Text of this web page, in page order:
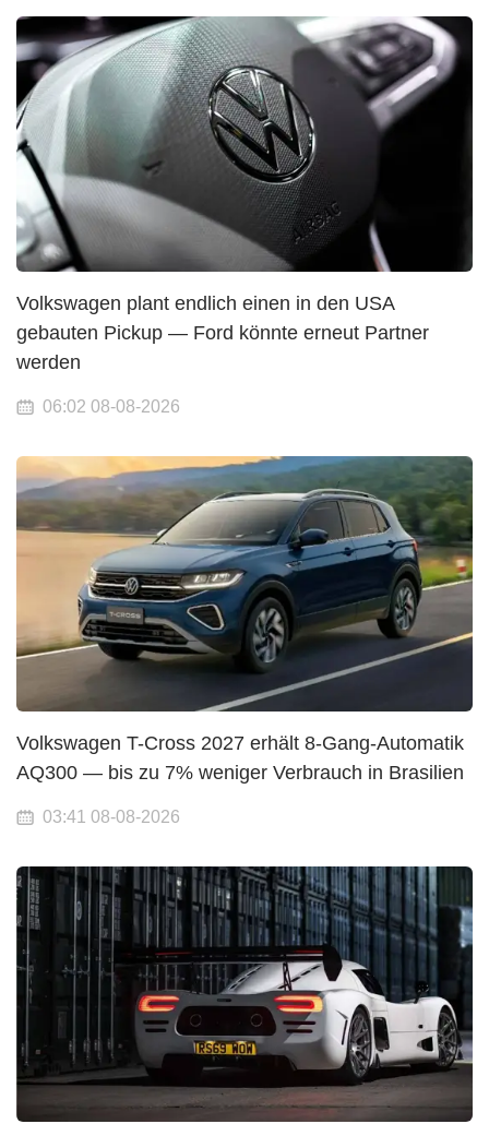
Volkswagen plant endlich einen in den USA
gebauten Pickup — Ford könnte erneut Partner
werden
06:02 08-08-2026
Volkswagen T-Cross 2027 erhält 8-Gang-Automatik
AQ300 — bis zu 7% weniger Verbrauch in Brasilien
03:41 08-08-2026